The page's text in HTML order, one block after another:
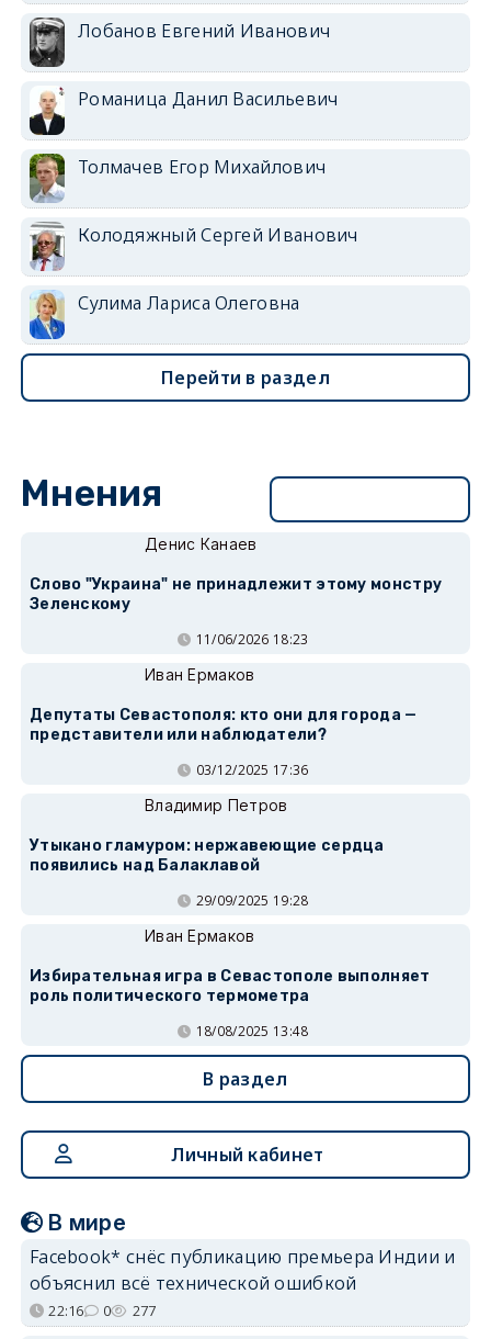
Лобанов Евгений Иванович
Романица Данил Васильевич
Толмачев Егор Михайлович
Колодяжный Сергей Иванович
Сулима Лариса Олеговна
Перейти в раздел
Мнения
Денис Канаев
Слово "Украина" не принадлежит этому монстру
Зеленскому
11/06/2026 18:23
Иван Ермаков
Депутаты Севастополя: кто они для города —
представители или наблюдатели?
03/12/2025 17:36
Владимир Петров
Утыкано гламуром: нержавеющие сердца
появились над Балаклавой
29/09/2025 19:28
Иван Ермаков
Избирательная игра в Севастополе выполняет
роль политического термометра
18/08/2025 13:48
В раздел
Личный кабинет
В мире
Facebook* снёс публикацию премьера Индии и
объяснил всё технической ошибкой
22:16 0 277